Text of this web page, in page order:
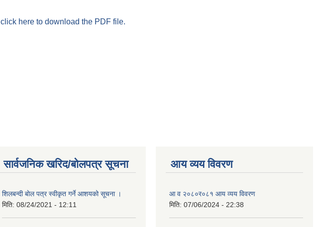
click here to download the PDF file.
सार्वजनिक खरिद/बोलपत्र सूचना
शिलबन्दी बाेल पत्र स्वीकृत गर्ने आशयको सूचना ।
मिति: 08/24/2021 - 12:11
आय व्यय विवरण
आ व २०८०र०८१ आय व्यय विवरण
मिति: 07/06/2024 - 22:38